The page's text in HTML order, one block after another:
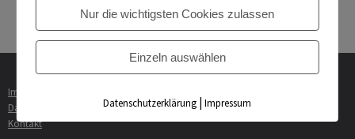
Ehrungen der Gemeinde »
Impressum
Datenschutzerklärung
Kontakt
Nur die wichtigsten Cookies zulassen
Einzeln auswählen
Datenschutzerklärung |Impressum